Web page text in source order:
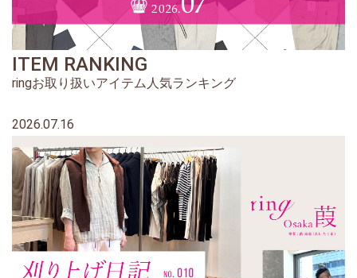
ITEM RANKING
ringお取り扱いアイテム人気ランキング
2026.07.16